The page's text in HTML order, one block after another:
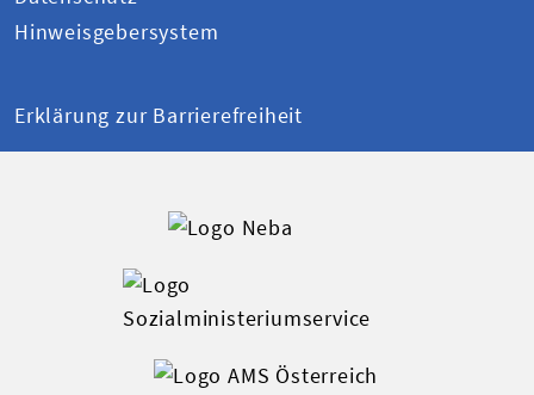
Hinweisgebersystem
Erklärung zur Barrierefreiheit